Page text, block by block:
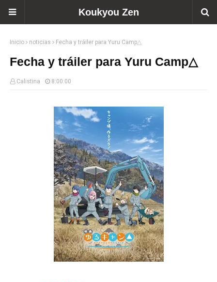
Koukyou Zen
Inicio noticias Fecha y tráiler para Yuru Camp△
Fecha y tráiler para Yuru Camp△
Calistina 8:00:00